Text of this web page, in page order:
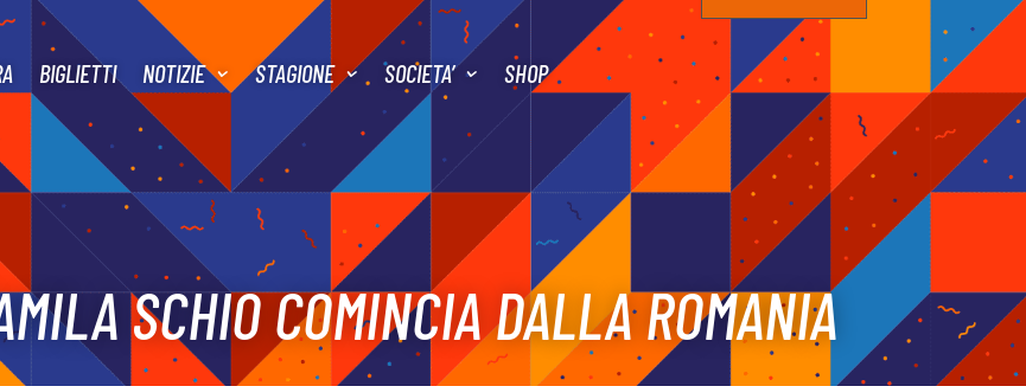
BIGLIETTI NOTIZIE STAGIONE SOCIETA’ SHOP
SCHIO COMINCIA DALLA ROMANIA